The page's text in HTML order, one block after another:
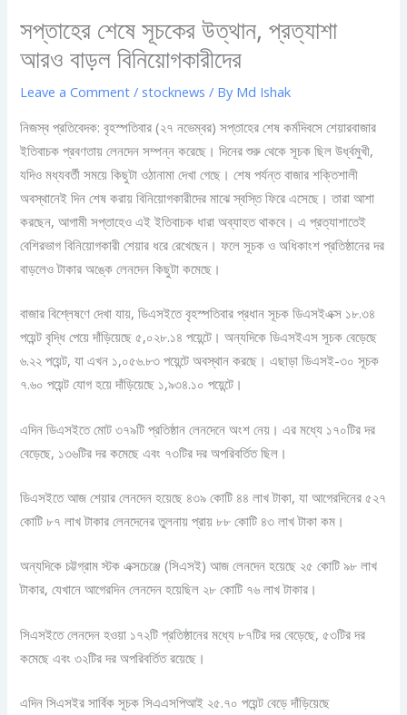
সপ্তাহের শেষে সূচকের উত্থান, প্রত্যাশা
আরও বাড়ল বিনিয়োগকারীদের
Leave a Comment / stocknews / By Md Ishak
নিজস্ব প্রতিবেদক: বৃহস্পতিবার (২৭ নভেম্বর) সপ্তাহের শেষ কর্মদিবসে শেয়ারবাজার
ইতিবাচক প্রবণতায় লেনদেন সম্পন্ন করেছে। দিনের শুরু থেকে সূচক ছিল উর্ধ্বমুখী,
যদিও মধ্যবর্তী সময়ে কিছুটা ওঠানামা দেখা গেছে। শেষ পর্যন্ত বাজার শক্তিশালী
অবস্থানেই দিন শেষ করায় বিনিয়োগকারীদের মাঝে স্বস্তি ফিরে এসেছে। তারা আশা
করছেন, আগামী সপ্তাহেও এই ইতিবাচক ধারা অব্যাহত থাকবে। এ প্রত্যাশাতেই
বেশিরভাগ বিনিয়োগকারী শেয়ার ধরে রেখেছেন। ফলে সূচক ও অধিকাংশ প্রতিষ্ঠানের দর
বাড়লেও টাকার অঙ্কে লেনদেন কিছুটা কমেছে।
বাজার বিশ্লেষণে দেখা যায়, ডিএসইতে বৃহস্পতিবার প্রধান সূচক ডিএসইএক্স ১৮.৩৪
পয়েন্ট বৃদ্ধি পেয়ে দাঁড়িয়েছে ৫,০২৮.১৪ পয়েন্টে। অন্যদিকে ডিএসইএস সূচক বেড়েছে
৬.২২ পয়েন্ট, যা এখন ১,০৫৬.৮৩ পয়েন্টে অবস্থান করছে। এছাড়া ডিএসই-৩০ সূচক
৭.৬০ পয়েন্ট যোগ হয়ে দাঁড়িয়েছে ১,৯৩৪.১০ পয়েন্টে।
এদিন ডিএসইতে মোট ৩৭৯টি প্রতিষ্ঠান লেনদেনে অংশ নেয়। এর মধ্যে ১৭০টির দর
বেড়েছে, ১৩৬টির দর কমেছে এবং ৭৩টির দর অপরিবর্তিত ছিল।
ডিএসইতে আজ শেয়ার লেনদেন হয়েছে ৪৩৯ কোটি ৪৪ লাখ টাকা, যা আগেরদিনের ৫২৭
কোটি ৮৭ লাখ টাকার লেনদেনের তুলনায় প্রায় ৮৮ কোটি ৪৩ লাখ টাকা কম।
অন্যদিকে চট্টগ্রাম স্টক এক্সচেঞ্জে (সিএসই) আজ লেনদেন হয়েছে ২৫ কোটি ৯৮ লাখ
টাকার, যেখানে আগেরদিন লেনদেন হয়েছিল ২৮ কোটি ৭৬ লাখ টাকার।
সিএসইতে লেনদেন হওয়া ১৭২টি প্রতিষ্ঠানের মধ্যে ৮৭টির দর বেড়েছে, ৫৩টির দর
কমেছে এবং ৩২টির দর অপরিবর্তিত রয়েছে।
এদিন সিএসইর সার্বিক সূচক সিএএসপিআই ২৫.৭০ পয়েন্ট বেড়ে দাঁড়িয়েছে